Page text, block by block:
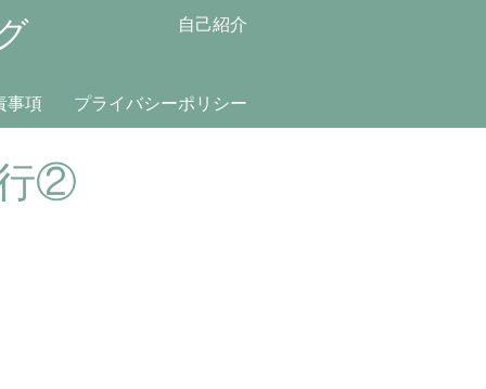
自己紹介
事項 プライバシーポリシー
行②